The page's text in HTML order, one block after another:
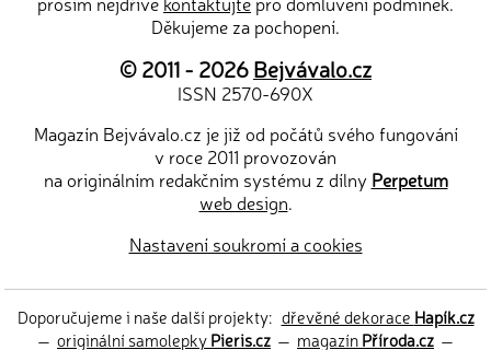
Děkujeme za pochopení.
© 2011 - 2026Bejvávalo.cz
ISSN 2570-690X
Magazín Bejvávalo.cz je již od počátů svého fungování
v roce 2011 provozován
na originálním redakčním systému z dílny Perpetum
web design.
Nastavení soukromí a cookies
Doporučujeme i naše další projekty: dřevěné dekorace Hapík.cz
— originální samolepkyPieris.cz — magazínPříroda.cz —